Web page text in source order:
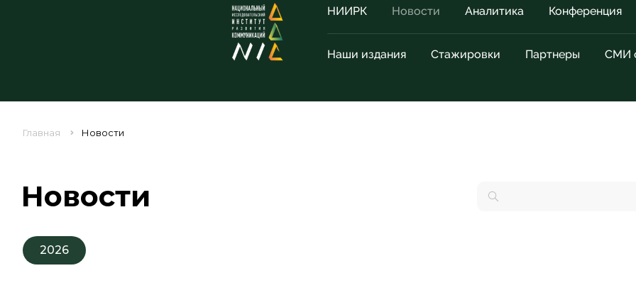
НИИРК Новости Аналитика Конференция
Наши издания Стажировки Партнеры СМИ
Главная Новости
Новости
2026